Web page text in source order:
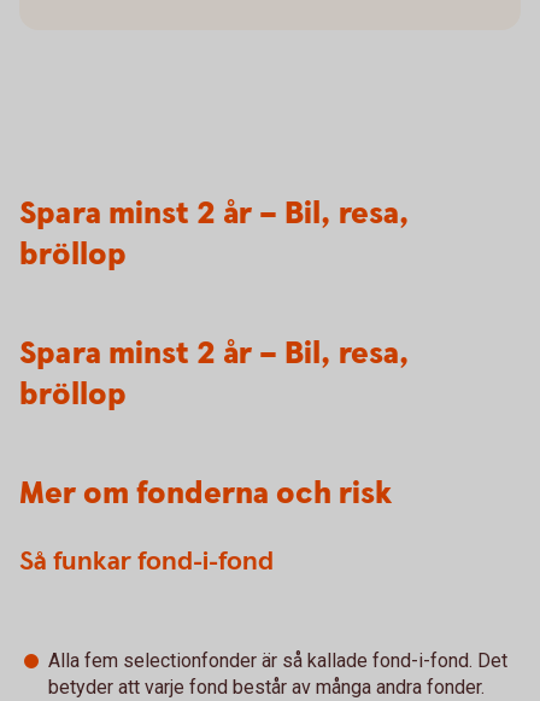
Spara minst 2 år – Bil, resa,
bröllop
Spara minst 2 år – Bil, resa,
bröllop
Mer om fonderna och risk
Så funkar fond-i-fond
Alla fem selectionfonder är så kallade fond-i-fond. Det
betyder att varje fond består av många andra fonder.